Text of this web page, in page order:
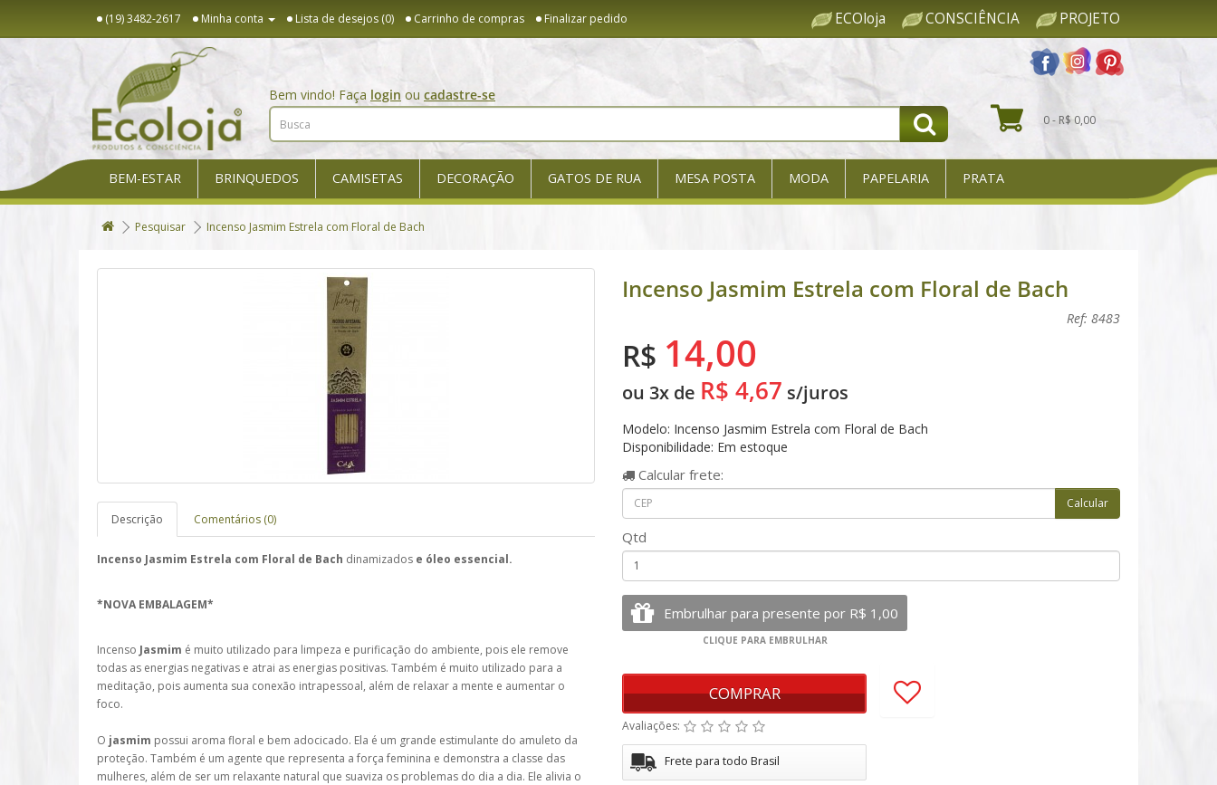
(19) 3482-2617 Minha conta Lista de desejos (0) Carrinho de compras Finalizar pedido ECOloja CONSCIÊNCIA PROJETO
Bem vindo! Faça login ou cadastre-se
0 - R$ 0,00
BEM-ESTAR BRINQUEDOS CAMISETAS DECORAÇÃO GATOS DE RUA MESA POSTA MODA PAPELARIA PRATA
Pesquisar Incenso Jasmim Estrela com Floral de Bach
Descrição Comentários (0)
Incenso Jasmim Estrela com Floral de Bach dinamizados e óleo essencial.
*NOVA EMBALAGEM*
Incenso Jasmim é muito utilizado para limpeza e purificação do ambiente, pois ele remove
todas as energias negativas e atrai as energias positivas. Também é muito utilizado para a
meditação, pois aumenta sua conexão intrapessoal, além de relaxar a mente e aumentar o
foco.
O jasmim possui aroma floral e bem adocicado. Ela é um grande estimulante do amuleto da
proteção. Também é um agente que representa a força feminina e demonstra a classe das
mulheres, além de ser um relaxante natural que suaviza os problemas do dia a dia. Ele alivia o
Incenso Jasmim Estrela com Floral de Bach
Ref: 8483
R$ 14,00
ou 3x de R$ 4,67 s/juros
Modelo: Incenso Jasmim Estrela com Floral de Bach
Disponibilidade: Em estoque
Calcular frete:
Qtd
COMPRAR
Avaliações:
Frete para todo Brasil